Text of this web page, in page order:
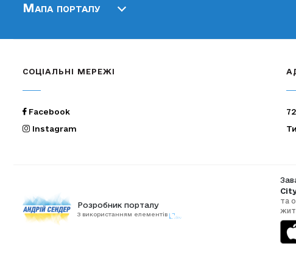
Мапа порталу
СОЦІАЛЬНІ МЕРЕЖІ
Facebook
Instagram
Розробник порталу
З використанням елементів
та